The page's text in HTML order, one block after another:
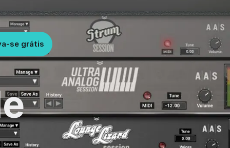
se grátis